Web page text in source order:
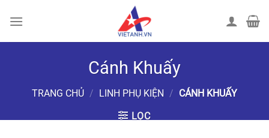
đến
Cánh Khuấy
TRANG CHỦ / LINH PHỤ KIỆN / CÁNH KHUẤY
LỌC